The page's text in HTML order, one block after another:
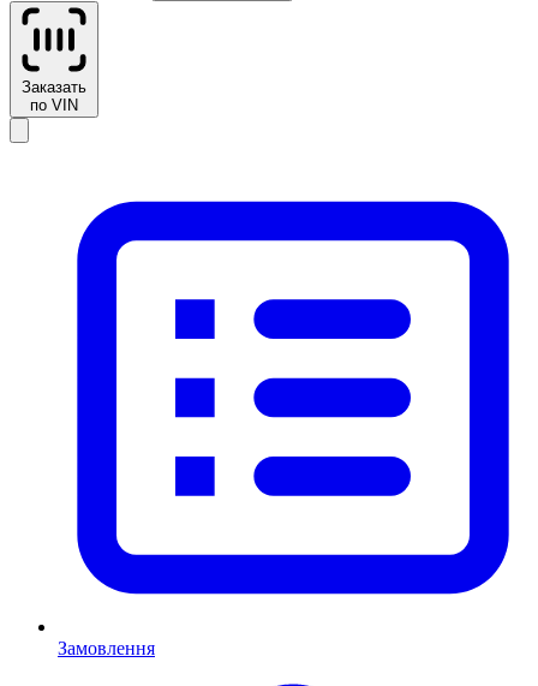
Заказать
по VIN
Замовлення